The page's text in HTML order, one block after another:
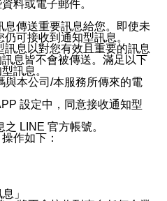
料或電子郵件。
傳送重要訊息給您。即使未
可接收到通知型訊息。
息以對您有效且重要的訊息
息皆不會被傳送。滿足以下
訊息。
與本公司/本服務所傳來的電
設定中，同意接收通知型
LINE 官方帳號。
作如下：
」